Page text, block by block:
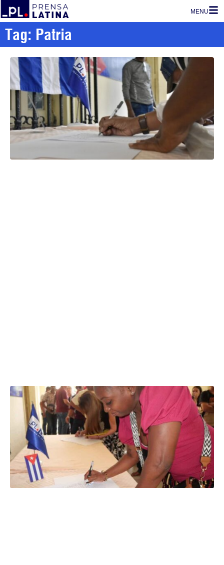
MENU
Tag: Patria